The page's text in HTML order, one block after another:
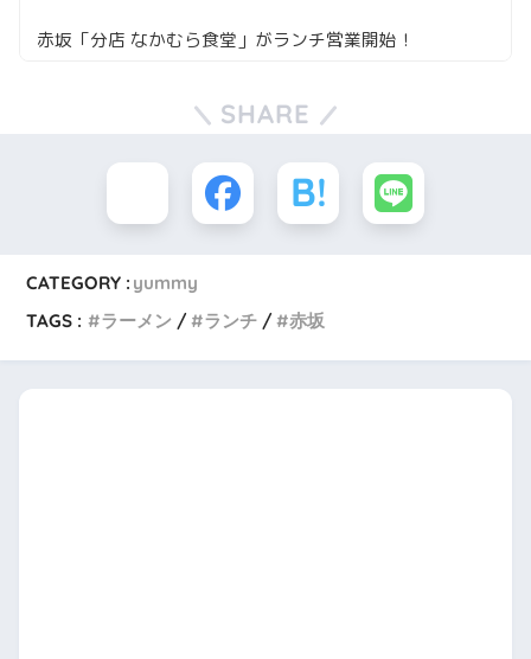
赤坂「分店 なかむら食堂」がランチ営業開始！
SHARE
CATEGORY : yummy
TAGS :
ラーメン ランチ 赤坂